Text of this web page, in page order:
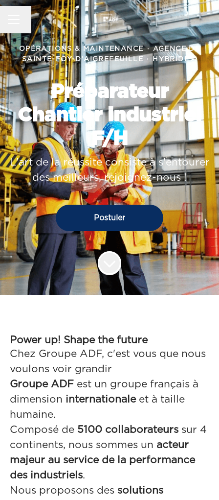
MENU CARRIÈRE
Changer la langue
OPÉRATIONS & MAINTENANCE · AGENCE DE
SAINTE-FOY-D'AIGREFEUILLE
· HYBRIDE
Préparateur
Chantier industriel
F/H
L'art de la réussite consiste à s'entourer
des meilleurs, rejoignez-nous !
Postuler
Power up! Shape the future
Chez Groupe ADF, c'est vous que nous
voulons voir grandir
Groupe ADF est un groupe français à
dimension internationale et à taille
humaine.
Composé de 5100 collaborateurs sur 4
continents, nous sommes un acteur
majeur au service de la performance
des industriels.
Nous proposons des solutions